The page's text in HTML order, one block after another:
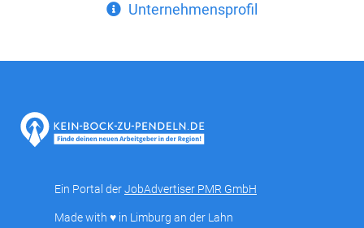
Unternehmensprofil
Ein Portal derJobAdvertiser PMR GmbH
Made with ♥ in Limburg an der Lahn